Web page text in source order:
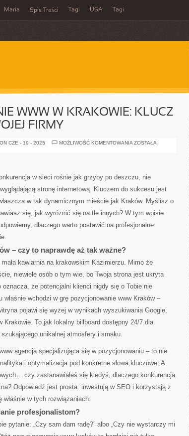
Maria Spis Treści Tagi USA Tagi
WWW W KRAKOWIE: KLUCZ
FIRMY
CZE - 19 - 2025 MOŻLIWOŚĆ KOMENTOWANIA POZYCJONOWANIE
SUKCESU
TWOJEJ
FIRMY
ZOSTAŁA
w sieci rośnie jak grzyby po deszczu, nie
stronę internetową. Kluczem do sukcesu jest
w tak dynamicznym mieście jak Kraków. Myślisz o
się, jak wyróżnić się na tle innych? W tym wpisie
dlaczego warto postawić na profesjonalne
– czy to naprawdę aż tak ważne?
kawiarnia na krakowskim Kazimierzu. Mimo że
niewiele osób o tym wie, bo Twoja strona jest ukryta
że potencjalni klienci nigdy się o Tobie nie
wchodzi w grę pozycjonowanie www Kraków –
pojawi się wyżej w wynikach wyszukiwania Google,
To jak lokalny billboard dostępny 24/7 dla
unikalnej atmosfery i smaku.
agencja specjalizująca się w pozycjonowaniu – to nie
i optymalizacja pod konkretne słowa kluczowe. A
czy zastanawiałeś się kiedyś, dlaczego konkurencja
Odpowiedź jest prosta: inwestują w SEO i korzystają z
w tych rozwiązaniach.
profesjonalistom?
pytanie: „Czy sam dam radę?” albo „Czy nie wystarczy mi